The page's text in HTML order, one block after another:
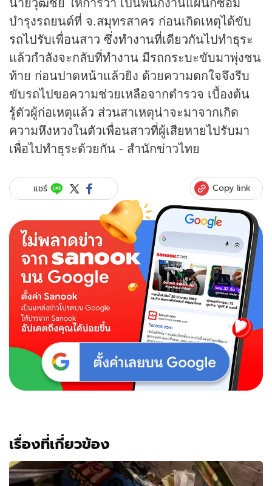
บำรุงรถยนต์ที่ จ.สมุทรสาคร ก่อนเกิดเหตุได้ขับ
รถไปรับเพื่อนสาว ซึ่งทำงานที่เดียวกันไปทำธุระ
แล้วกำลังจะกลับที่ทำงาน มีรถกระบะขับมาพุ่งชน
ท้าย ก่อนปาดหน้าแล้วยิง ด้วยความตกใจจึงรีบ
ขับรถไปขอความช่วยเหลือจากตำรวจ เบื้องต้น
รู้ตัวผู้ก่อเหตุแล้ว ส่วนสาเหตุน่าจะมาจากเกิด
ความหึงหวงในตัวเพื่อนสาวที่ผู้เสียหายไปรับมา
เพื่อไปทำธุระด้วยกัน - สำนักข่าวไทย
แชร์ Copy link
เรื่องที่เกี่ยวข้อง